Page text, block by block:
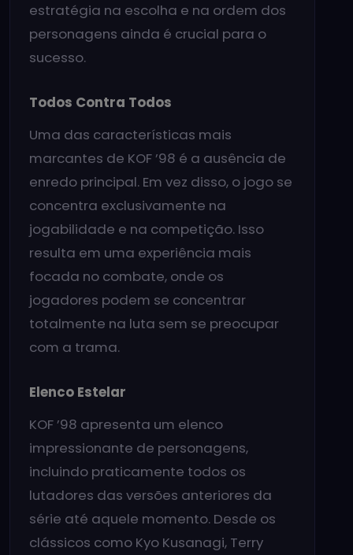
estratégia na escolha e na ordem dos
personagens ainda é crucial para o
sucesso.
Todos Contra Todos
Uma das características mais
marcantes de KOF ’98 é a ausência de
enredo principal. Em vez disso, o jogo se
concentra exclusivamente na
jogabilidade e na competição. Isso
resulta em uma experiência mais
focada no combate, onde os
jogadores podem se concentrar
totalmente na luta sem se preocupar
com a trama.
Elenco Estelar
KOF ’98 apresenta um elenco
impressionante de personagens,
incluindo praticamente todos os
lutadores das versões anteriores da
série até aquele momento. Desde os
clássicos como Kyo Kusanagi, Terry